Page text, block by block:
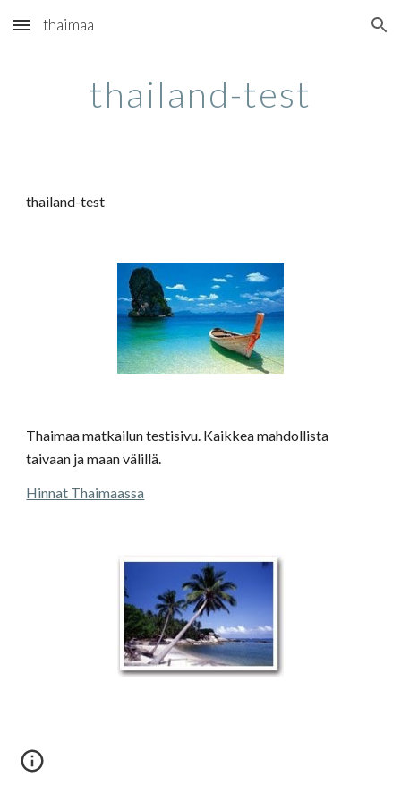
Skip to main content Skip to navigation
thaimaa
thailand-test
thailand-test
Thaimaa matkailun testisivu. Kaikkea mahdollista
taivaan ja maan välillä.
Hinnat Thaimaassa